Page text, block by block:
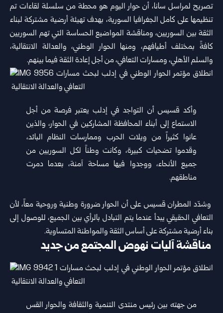
‏تصريح لمراسل سانا، أن حوار اليوم هو محطة من سلسلة لقاءات تم
‏تنظيمها على كامل الجغرافيا السورية، بهدف تهيئة أرضية مشتركة لبناء
‏الثقة بين السوريين، ومناقشة المواضيع الحساسة التي تهم السوريين
كافةً ‏بمختلف أطيافهم، ومنها الحوار الوطني، والعدالة الانتقالية،
والسلم الأهلي، ‏ومسارات التعافي، من أجل إعادة الثقة فيما بينهم.‏
وأكد قسيس أن التواجد في إدلب يعتبر فرصة من أجل
الاستماع إلى أبناء ‏المحافظة المشاركين في الحوار، والذين
عانوا كثيراً من ويلات الحرب ‏وممارسات النظام البائد،
وقدموا تضحيات كبيرة، وكانت وطناً لكل السوريين ‏من
جميع الأنحاء، ووجدوا فيها مساحة آمنة، بعدما دمرت
مناطقهم.‏
‏ ‏وشدّد المطران قسيس على أن الحوار ضرورة وطنية وروحية معاً، لأن
‏التعافي الحقيقي يبدأ عندما يتم التبادل بالرأي بين الجميع، للوصول إلى
بناء ‏أرضية مشتركة على أساس الثقة والمواطنة المتساوية.‏
‏ مناقشة آليات نهوض المجتمع من جديد ‏
من جهته بين رئيس منتدى التنمية والثقافة والحوار القس